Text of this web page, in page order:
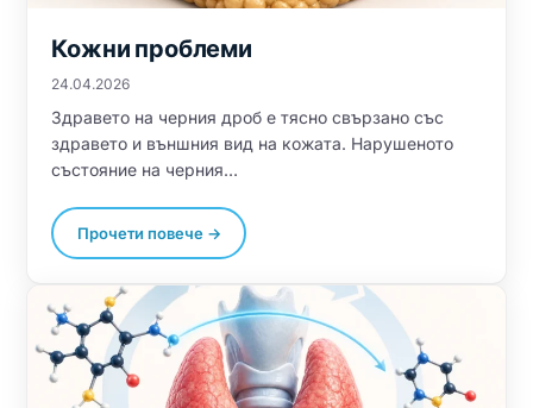
Купи Сега
Кожни проблеми
24.04.2026
Здравето на черния дроб е тясно свързано със
здравето и външния вид на кожата. Нарушеното
състояние на черния…
Прочети повече →